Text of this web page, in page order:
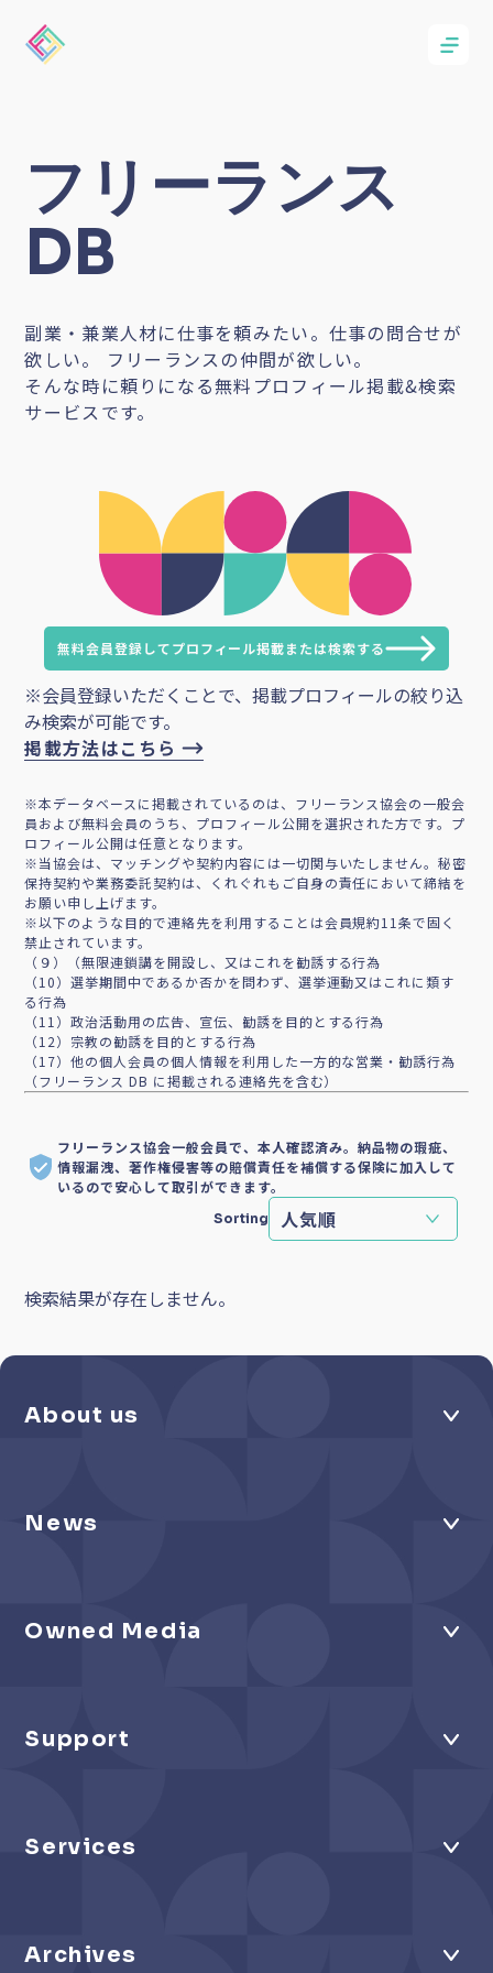
フリーランス
DB
副業・兼業人材に仕事を頼みたい。仕事の問合せが
欲しい。 フリーランスの仲間が欲しい。
そんな時に頼りになる無料プロフィール掲載&検索
サービスです。
無料会員登録してプロフィール掲載または検索する
※会員登録いただくことで、掲載プロフィールの絞り込
み検索が可能です。
掲載方法はこちら
※本データベースに掲載されているのは、フリーランス協会の一般会
員および無料会員のうち、プロフィール公開を選択された方です。プ
ロフィール公開は任意となります。
※当協会は、マッチングや契約内容には一切関与いたしません。秘密
保持契約や業務委託契約は、くれぐれもご自身の責任において締結を
お願い申し上げます。
※以下のような目的で連絡先を利用することは会員規約11条で固く
禁止されています。
（９）（無限連鎖講を開設し、又はこれを勧誘する行為
（10）選挙期間中であるか否かを問わず、選挙運動又はこれに類す
る行為
（11）政治活動用の広告、宣伝、勧誘を目的とする行為
（12）宗教の勧誘を目的とする行為
（17）他の個人会員の個人情報を利用した一方的な営業・勧誘行為
（フリーランス DB に掲載される連絡先を含む）
フリーランス協会一般会員で、本人確認済み。納品物の瑕疵、
情報漏洩、著作権侵害等の賠償責任を補償する保険に加入して
いるので安心して取引ができます。
Sorting
検索結果が存在しません。
About us
News
Owned Media
Support
Services
Archives